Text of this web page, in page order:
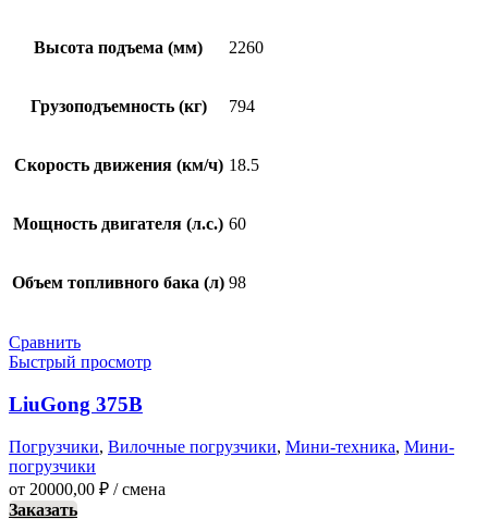
Высота подъема (мм) 2260
Грузоподъемность (кг) 794
Скорость движения (км/ч) 18.5
Мощность двигателя (л.с.) 60
Объем топливного бака (л) 98
Сравнить
Быстрый просмотр
LiuGong 375B
Погрузчики, Вилочные погрузчики, Мини-техника, Мини-
погрузчики
от 20000,00 ₽ / смена
Заказать